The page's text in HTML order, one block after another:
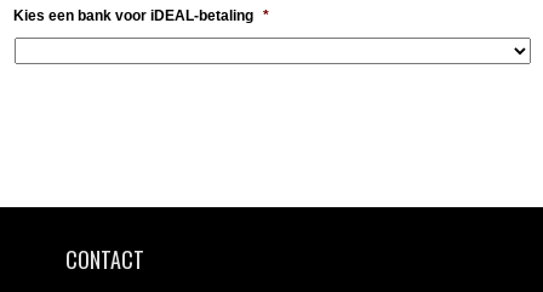
Kies een bank voor iDEAL-betaling *
CONTACT